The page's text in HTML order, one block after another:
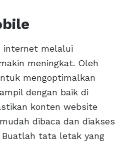
internet melalui
meningkat. Oleh
mengoptimalkan
dengan baik di
konten website
dibaca dan diakses
tata letak yang